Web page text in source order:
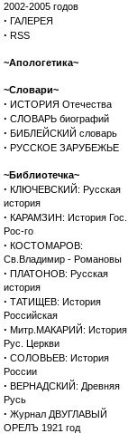
2002-2005 годов
· ГАЛЕРЕЯ
· RSS
~Апологетика~
~Словари~
· ИСТОРИЯ Отечества
· СЛОВАРЬ биографий
· БИБЛЕЙСКИЙ словарь
· РУССКОЕ ЗАРУБЕЖЬЕ
~Библиотечка~
· КЛЮЧЕВСКИЙ: Русская
история
· КАРАМЗИН: История Гос.
Рос-го
· КОСТОМАРОВ:
Св.Владимир - Романовы
· ПЛАТОНОВ: Русская
история
· ТАТИЩЕВ: История
Российская
· Митр.МАКАРИЙ: История
Рус. Церкви
· СОЛОВЬЕВ: История
России
· ВЕРНАДСКИЙ: Древняя
Русь
· Журнал ДВУГЛАВЫЙ
ОРЕЛЪ 1921 год